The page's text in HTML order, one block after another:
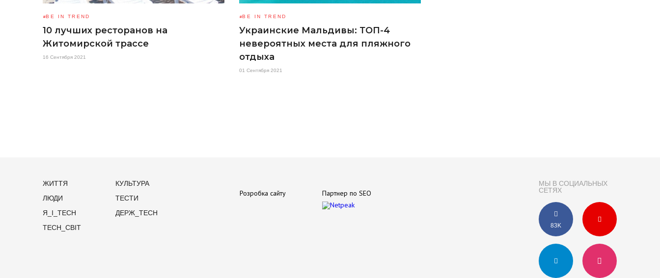
BE IN TREND
10 лучших ресторанов на
Житомирской трассе
16 Сентября 2021
BE IN TREND
Украинские Мальдивы: ТОП-4
невероятных места для пляжного
отдыха
01 Сентября 2021
ЖИТТЯ
КУЛЬТУРА
ЛЮДИ
ТЕСТИ
Я_І_TECH
ДЕРЖ_TECH
TECH_СВІТ
МЫ В СОЦИАЛЬНЫХ
СЕТЯХ
83K
Розробка сайту Партнер по SEO